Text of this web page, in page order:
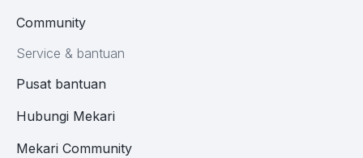
Community
Service & bantuan
Pusat bantuan
Hubungi Mekari
Mekari Community